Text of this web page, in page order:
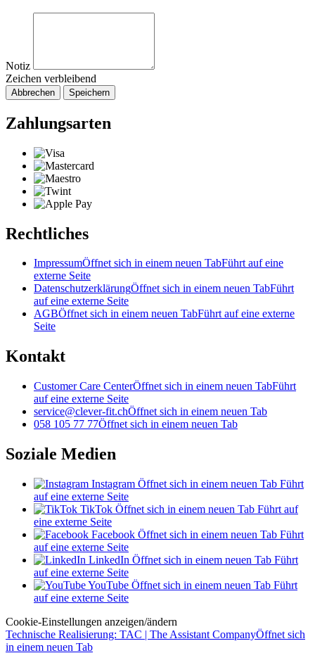
Notiz
Zeichen verbleibend
Abbrechen Speichern
Zahlungsarten
Rechtliches
ImpressumÖffnet sich in einem neuen TabFührt auf eine
externe Seite
DatenschutzerklärungÖffnet sich in einem neuen TabFührt
auf eine externe Seite
AGBÖffnet sich in einem neuen TabFührt auf eine externe
Seite
Kontakt
Customer Care CenterÖffnet sich in einem neuen TabFührt
auf eine externe Seite
service@clever-fit.chÖffnet sich in einem neuen Tab
058 105 77 77Öffnet sich in einem neuen Tab
Soziale Medien
Instagram Öffnet sich in einem neuen Tab Führt
auf eine externe Seite
TikTok Öffnet sich in einem neuen Tab Führt auf
eine externe Seite
Facebook Öffnet sich in einem neuen Tab Führt
auf eine externe Seite
LinkedIn Öffnet sich in einem neuen Tab Führt
auf eine externe Seite
YouTube Öffnet sich in einem neuen Tab Führt
auf eine externe Seite
Cookie-Einstellungen anzeigen/ändern
Technische Realisierung: TAC | The Assistant CompanyÖffnet sich
in einem neuen Tab